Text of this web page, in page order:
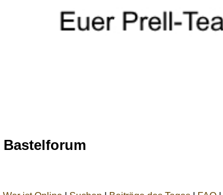
Bastelforum